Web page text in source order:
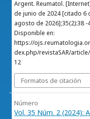
Argent. Reumatol.
de junio de 2024 [citado 6
agosto de 2026];35(2):38 -
Disponible en:
https://
dex.php/revistaSAR/
12
Formatos de citación
Número
Vol. 35 Núm. 2 (2024):